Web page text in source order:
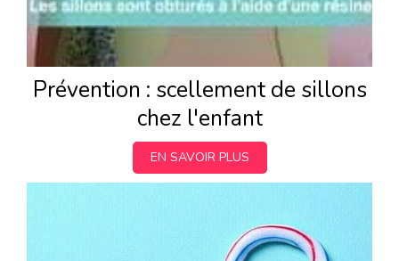
Prévention : scellement de sillons
chez l'enfant
EN SAVOIR PLUS